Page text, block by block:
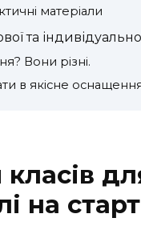
матеріали
та
Вони різні.
в якісне
класів
на